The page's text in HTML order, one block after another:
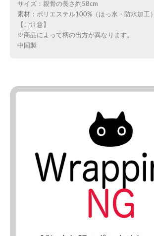
サイズ：親骨の長さ約58cm
素材：ポリエステル100%（はっ水・防水加工）
【ご注意】
※商品によって柄の出方が異なります。
中国製